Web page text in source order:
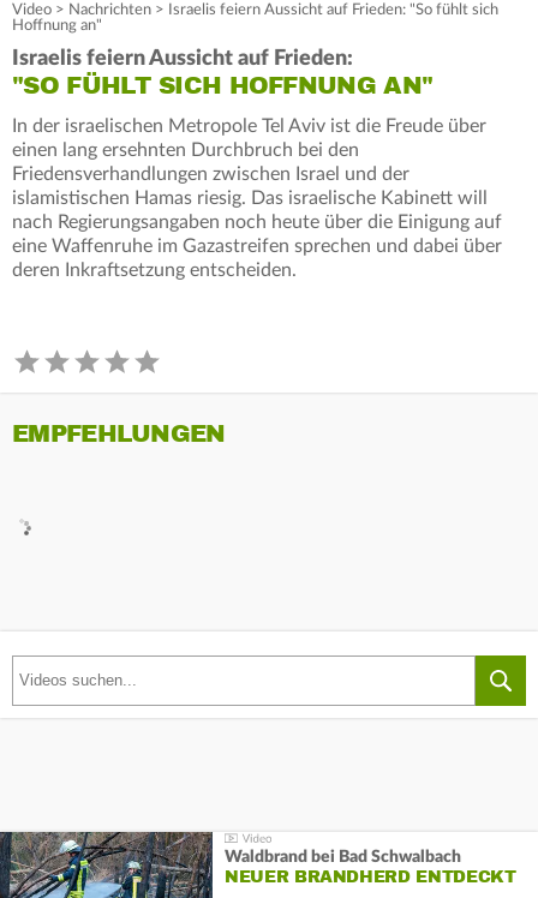
Video > Nachrichten >
Israelis feiern Aussicht auf Frieden: "So fühlt sich
Hoffnung an"
Israelis feiern Aussicht auf Frieden:
"SO FÜHLT SICH HOFFNUNG AN"
In der israelischen Metropole Tel Aviv ist die Freude über
einen lang ersehnten Durchbruch bei den
Friedensverhandlungen zwischen Israel und der
islamistischen Hamas riesig. Das israelische Kabinett will
nach Regierungsangaben noch heute über die Einigung auf
eine Waffenruhe im Gazastreifen sprechen und dabei über
deren Inkraftsetzung entscheiden.
EMPFEHLUNGEN
Waldbrand bei Bad Schwalbach
NEUER BRANDHERD ENTDECKT